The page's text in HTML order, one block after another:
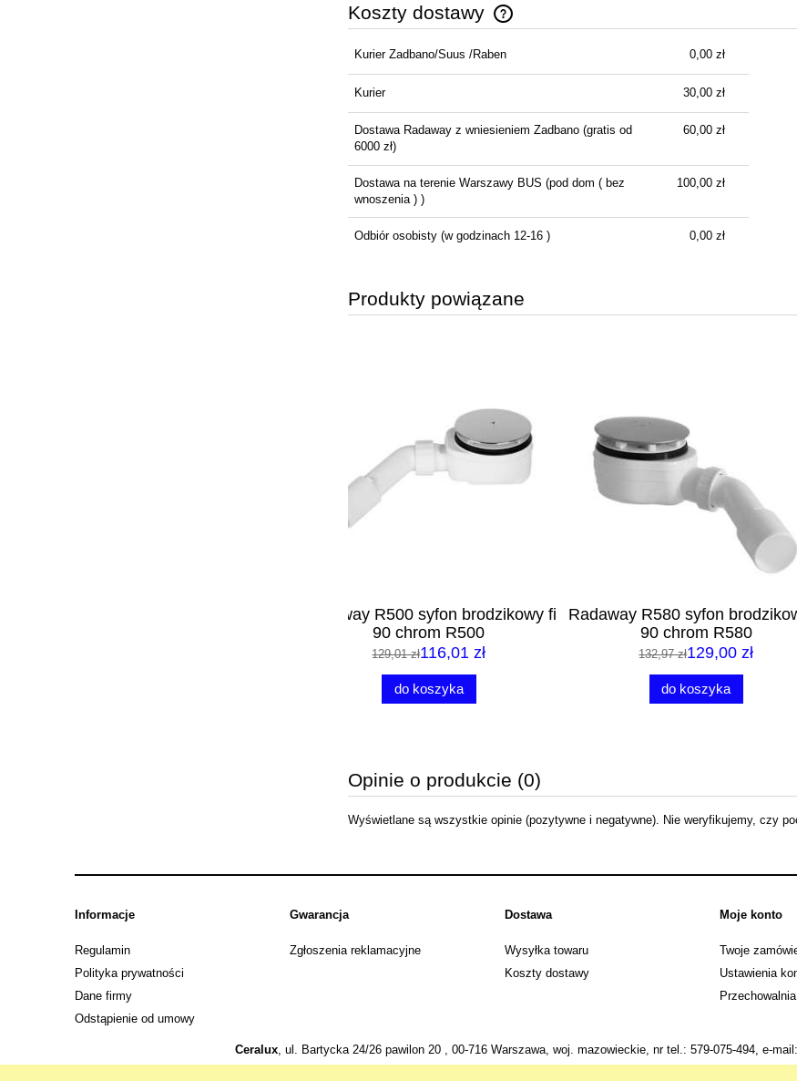
Koszty dostawy
Cena nie zawiera ewentualnych kosztów
płatności
Kurier Zadbano/Suus /Raben 0,00 zł
Kurier 30,00 zł
Dostawa Radaway z wniesieniem Zadbano(gratis od
6000 zł)
60,00 zł
Dostawa na terenie Warszawy BUS (pod dom ( bez
wnoszenia ) )
100,00 zł
Odbiór osobisty(w godzinach 12-16 ) 0,00 zł
Produkty powiązane
Radaway R580 syfon brodzikowy fi
90 chrom R580
132,97 zł 129,00 zł
do koszyka
Radaway R580 syfon
90 biały R580W
149,01 zł 134,00 zł
do koszyka
Opinie o produkcie (0)
Wyświetlane są wszystkie opinie (pozytywne i negatywne). Nie weryfikujemy, czy
Informacje
Regulamin
Polityka prywatności
Dane firmy
Odstąpienie od umowy
Gwarancja
Zgłoszenia reklamacyjne
Dostawa
Wysyłka towaru
Koszty dostawy
Moje konto
Twoje
Ustawienia
Przechowalnia
Ceralux, ul. Bartycka 24/26 pawilon 20 , 00-716 Warszawa, woj. mazowieckie, nr tel.: 579-075-494, e-mail: